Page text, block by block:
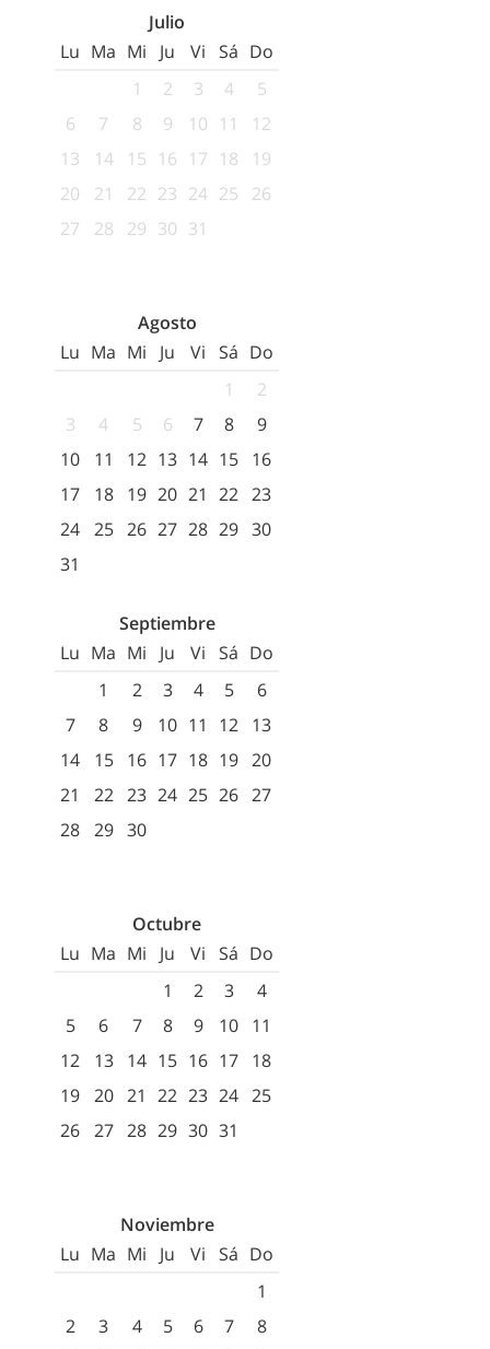
Julio
Lu Ma Mi Ju Vi Sá Do
1
2 3 4
5
6
7 8 9 10 11
12
13
14 15 16 17 18
19
20
21 22 23 24 25
26
27
28 29 30 31
Agosto
Lu Ma Mi Ju Vi Sá Do
1
2
3
4 5 6 7 8
9
10
11 12 13 14 15 16
17
18 19 20 21 22 23
24 25 26 27 28 29 30
31
Septiembre
Lu Ma Mi Ju Vi Sá Do
1
2 3 4 5
6
7
8 9 10 11 12 13
14
15 16 17 18 19 20
21
22 23 24 25 26 27
28 29 30
Octubre
Lu Ma Mi Ju Vi Sá Do
1
2 3
4
5
6 7 8 9 10 11
12
13 14 15 16 17 18
19 20 21 22 23 24 25
26 27 28 29 30 31
Noviembre
Lu Ma Mi Ju Vi Sá Do
1
2
3 4 5 6 7
8